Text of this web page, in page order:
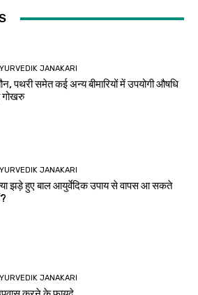
JANAKARI
पथरी समेत कई अन्य बीमारियों में उपयोगी औषधि
गोखरु
JANAKARI
झड़े हुए बाल आयुर्वेदिक उपाय से वापस आ सकते
JANAKARI